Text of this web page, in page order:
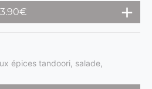
€
épices tandoori, salade,